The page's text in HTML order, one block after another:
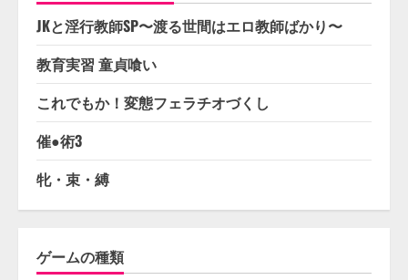
JKと淫行教師SP〜渡る世間はエロ教師ばかり〜
教育実習 童貞喰い
これでもか！変態フェラチオづくし
催●術3
牝・束・縛
ゲームの種類